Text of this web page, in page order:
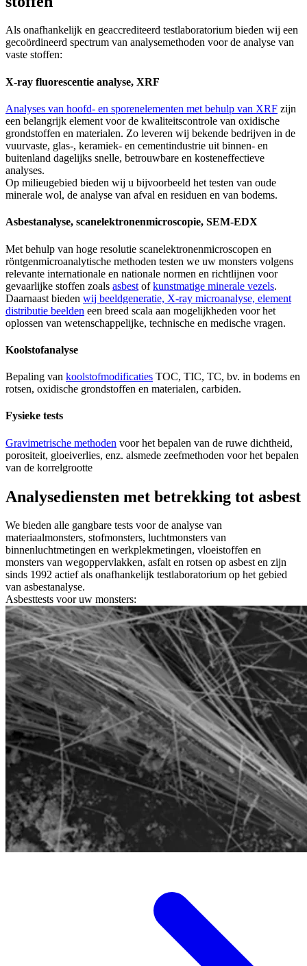
Als onafhankelijk en geaccrediteerd testlaboratorium bieden wij een
gecoördineerd spectrum van analysemethoden voor de analyse van
vaste stoffen:
X-ray fluorescentie analyse, XRF
Analyses van hoofd- en sporenelementen met behulp van XRF zijn
een belangrijk element voor de kwaliteitscontrole van oxidische
grondstoffen en materialen. Zo leveren wij bekende bedrijven in de
vuurvaste, glas-, keramiek- en cementindustrie uit binnen- en
buitenland dagelijks snelle, betrouwbare en kosteneffectieve
analyses.
Op milieugebied bieden wij u bijvoorbeeld het testen van oude
minerale wol, de analyse van afval en residuen en van bodems.
Asbestanalyse, scanelektronenmicroscopie, SEM-EDX
Met behulp van hoge resolutie scanelektronenmicroscopen en
röntgenmicroanalytische methoden testen we uw monsters volgens
relevante internationale en nationale normen en richtlijnen voor
gevaarlijke stoffen zoals asbest ofkunstmatige minerale vezels.
Daarnaast bieden wij beeldgeneratie, X-ray microanalyse, element
distributie beelden een breed scala aan mogelijkheden voor het
oplossen van wetenschappelijke, technische en medische vragen.
Koolstofanalyse
Bepaling van koolstofmodificaties TOC, TIC, TC, bv. in bodems en
rotsen, oxidische grondstoffen en materialen, carbiden.
Fysieke tests
Gravimetrische methoden voor het bepalen van de ruwe dichtheid,
porositeit, gloeiverlies, enz. alsmede zeefmethoden voor het bepalen
van de korrelgrootte
Analysediensten met betrekking tot asbest
We bieden alle gangbare tests voor de analyse van
materiaalmonsters, stofmonsters, luchtmonsters van
binnenluchtmetingen en werkplekmetingen, vloeistoffen en
monsters van wegoppervlakken, asfalt en rotsen op asbest en zijn
sinds 1992 actief als onafhankelijk testlaboratorium op het gebied
van asbestanalyse.
Asbesttests voor uw monsters: